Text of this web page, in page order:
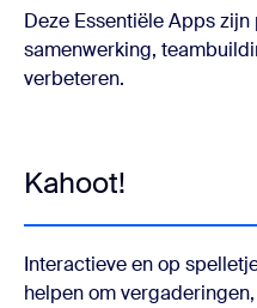
Deze Essentiële Apps
samenwerking,
verbeteren.
Kahoot!
Interactieve en op
helpen om